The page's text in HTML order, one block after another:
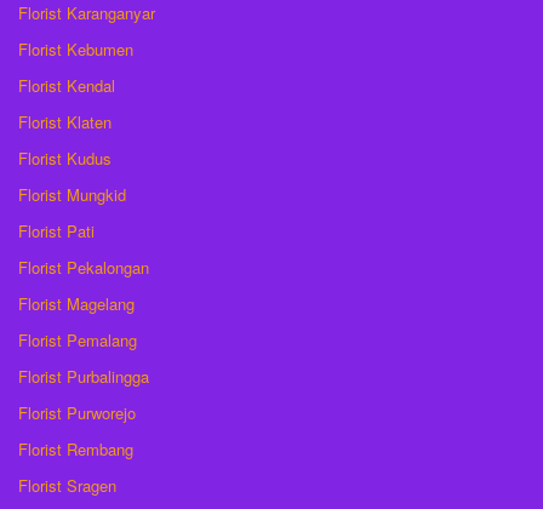
Florist Karanganyar
Florist Kebumen
Florist Kendal
Florist Klaten
Florist Kudus
Florist Mungkid
Florist Pati
Florist Pekalongan
Florist Magelang
Florist Pemalang
Florist Purbalingga
Florist Purworejo
Florist Rembang
Florist Sragen